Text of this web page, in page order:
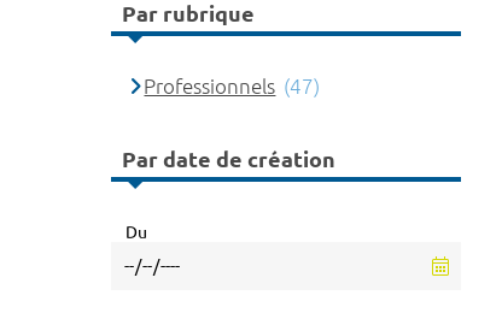
Par rubrique
Professionnels (47)
Par date de création
Du